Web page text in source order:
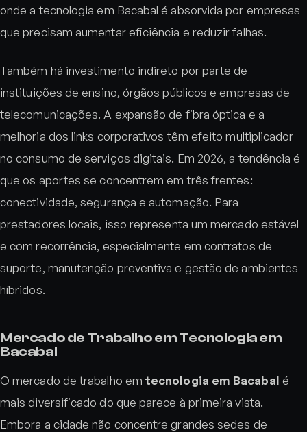
onde a tecnologia em Bacabal é absorvida por empresas
que precisam aumentar eficiência e reduzir falhas.
Também há investimento indireto por parte de
instituições de ensino, órgãos públicos e empresas de
telecomunicações. A expansão de fibra óptica e a
melhoria dos links corporativos têm efeito multiplicador
no consumo de serviços digitais. Em 2026, a tendência é
que os aportes se concentrem em três frentes:
conectividade, segurança e automação. Para
prestadores locais, isso representa um mercado estável
e com recorrência, especialmente em contratos de
suporte, manutenção preventiva e gestão de ambientes
híbridos.
Mercado de Trabalho em Tecnologia em
Bacabal
O mercado de trabalho em tecnologia em Bacabal é
mais diversificado do que parece à primeira vista.
Embora a cidade não concentre grandes sedes de